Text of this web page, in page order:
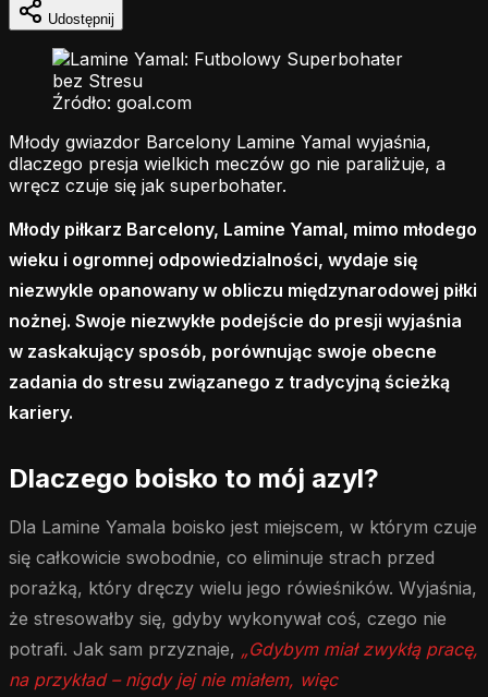
Udostępnij
Źródło: goal.com
Młody gwiazdor Barcelony Lamine Yamal wyjaśnia,
dlaczego presja wielkich meczów go nie paraliżuje, a
wręcz czuje się jak superbohater.
Młody piłkarz Barcelony, Lamine Yamal, mimo młodego
wieku i ogromnej odpowiedzialności, wydaje się
niezwykle opanowany w obliczu międzynarodowej piłki
nożnej. Swoje niezwykłe podejście do presji wyjaśnia
w zaskakujący sposób, porównując swoje obecne
zadania do stresu związanego z tradycyjną ścieżką
kariery.
Dlaczego boisko to mój azyl?
Dla Lamine Yamala boisko jest miejscem, w którym czuje
się całkowicie swobodnie, co eliminuje strach przed
porażką, który dręczy wielu jego rówieśników. Wyjaśnia,
że stresowałby się, gdyby wykonywał coś, czego nie
potrafi. Jak sam przyznaje, „Gdybym miał zwykłą pracę,
na przykład – nigdy jej nie miałem, więc